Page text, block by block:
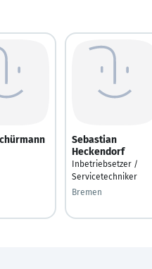
Sebastian
Heckendorf
Inbetriebsetzer /
Servicetechniker
Bremen